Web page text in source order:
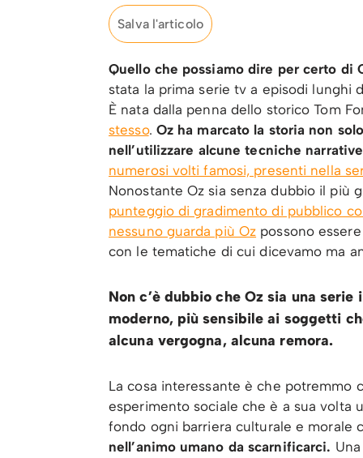
Salva l'articolo
Quello che possiamo dire per certo di
stata la prima serie tv a episodi lunghi
È nata dalla penna dello storico Tom
stesso. Oz ha marcato la storia non
nell’utilizzare alcune tecniche
numerosi volti famosi, presenti nella
Nonostante Oz sia senza dubbio il più
punteggio di gradimento di pubblico
nessuno guarda più Oz possono
con le tematiche di cui dicevamo ma
Non c’è dubbio che Oz sia una
moderno, più sensibile ai soggetti
alcuna vergogna, alcuna remora.
La cosa interessante è che potremmo
esperimento sociale che è a sua volta
fondo ogni barriera culturale e morale
nell’animo umano da scarnificarci.